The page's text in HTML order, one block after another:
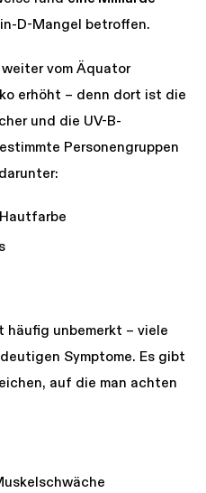
D-Mangel betroffen.
vom Äquator
erhöht – denn dort ist die
und die UV-B-
Personengruppen
häufig unbemerkt – viele
Symptome. Es gibt
auf die man achten